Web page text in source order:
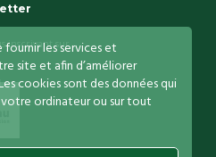
inscrivant surles services et
site et afin d’améliorer
cookies sont des données qui
ordinateur ou sur tout